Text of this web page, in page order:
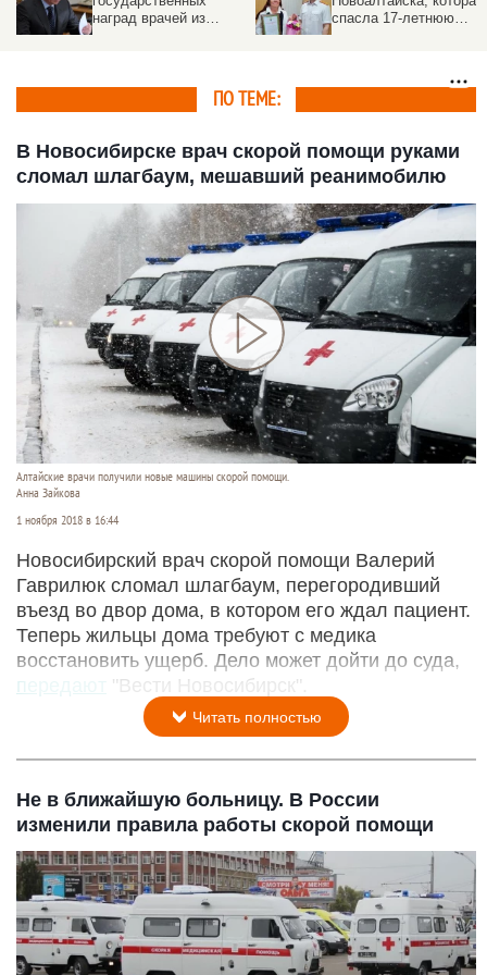
наград врачей из
спасла 17-летнюю
ПО ТЕМЕ:
В Новосибирске врач скорой помощи руками
сломал шлагбаум, мешавший реанимобилю
Алтайские врачи получили новые машины скорой помощи.
Анна Зайкова
1 ноября 2018 в 16:44
Новосибирский врач скорой помощи Валерий
Гаврилюк сломал шлагбаум, перегородивший
въезд во двор дома, в котором его ждал пациент.
Теперь жильцы дома требуют с медика
восстановить ущерб. Дело может дойти до суда,
передают
"Вести Новосибирск".
Читать полностью
Не в ближайшую больницу. В России
изменили правила работы скорой помощи